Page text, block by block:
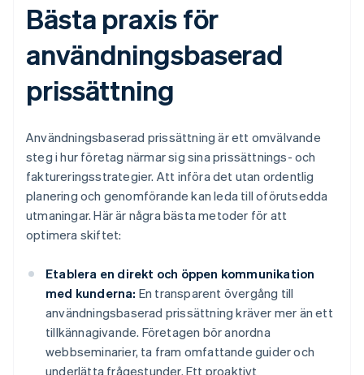
Bästa praxis för
användningsbaserad
prissättning
Användningsbaserad prissättning är ett omvälvande
steg i hur företag närmar sig sina prissättnings- och
faktureringsstrategier. Att införa det utan ordentlig
planering och genomförande kan leda till oförutsedda
utmaningar. Här är några bästa metoder för att
optimera skiftet:
Etablera en direkt och öppen kommunikation
med kunderna: En transparent övergång till
användningsbaserad prissättning kräver mer än ett
tillkännagivande. Företagen bör anordna
webbseminarier, ta fram omfattande guider och
underlätta frågestunder. Ett proaktivt